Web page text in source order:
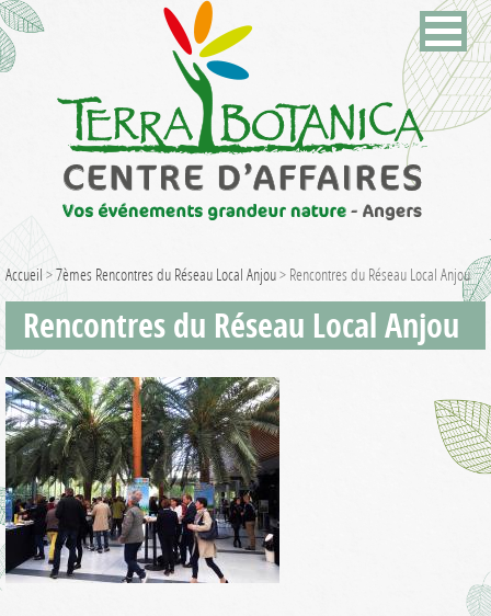
Accueil >7èmes Rencontres du Réseau Local Anjou> Rencontres du Réseau Local Anjou
Rencontres du Réseau Local Anjou